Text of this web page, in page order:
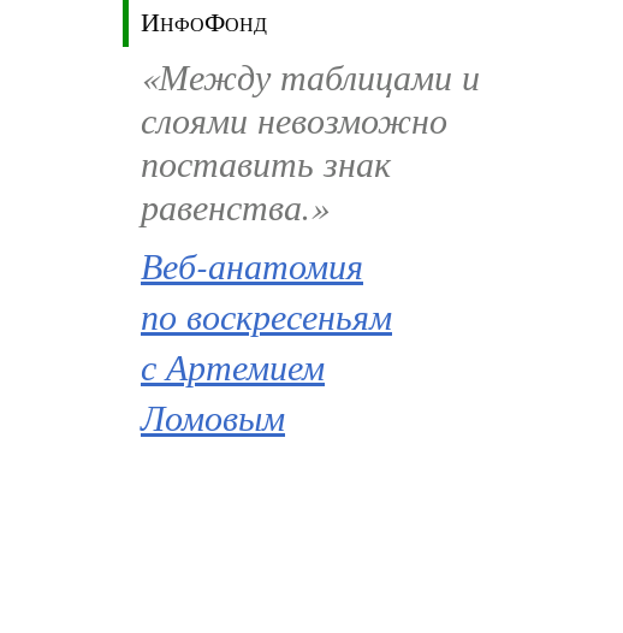
ИнфоФонд
«Между таблицами и
слоями невозможно
поставить знак
равенства.»
Веб-анатомия
по воскресеньям
с Артемием
Ломовым